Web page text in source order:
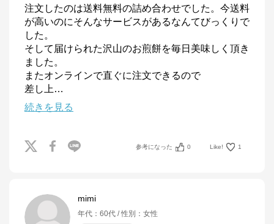
注文したのは送料無料の詰め合わせでした。今送料
が高いのにそんなサービスがあるなんてびっくりで
した。
そして届けられた沢山のお煎餅を毎日美味しく頂き
ました。
またオンラインで直ぐに注文できるので
差し上 …
続きを見る
参考になった 0 Like! 1
mimi
年代 ： 60代 性別 ： 女性